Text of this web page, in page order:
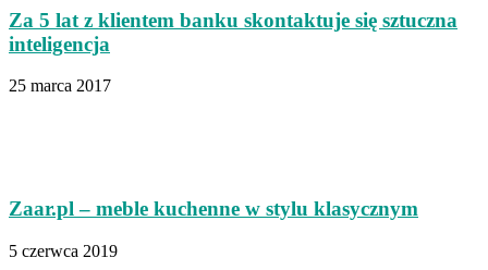
Za 5 lat z klientem banku skontaktuje się sztuczna
inteligencja
25 marca 2017
Zaar.pl – meble kuchenne w stylu klasycznym
5 czerwca 2019